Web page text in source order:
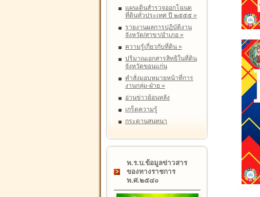
แผนเดินสำรวจออกโฉนด
ที่ดินทั่วประเทศ ปี ๒๕๕๕ »
รายงานผลการปฏิบัติงาน
จังหวัด/สาขา/อำเภอ »
ความรู้เกี่ยวกับที่ดิน »
ปริมาณเอกสารสิทธิในที่ดิน
จังหวัดขอนแก่น
คำสั่งมอบหมายหน้าที่การ
งานกลุ่ม-ฝ่าย »
อ่านข่าวย้อนหลัง
เกร็ดความรู้
กระดานสนทนา
พ.ร.บ.ข้อมูลข่าวสาร
ของทางราชการ
พ.ศ.๒๕๔๐